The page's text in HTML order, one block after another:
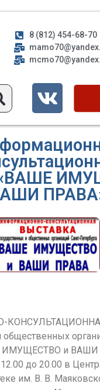
8 (812) 454-68-70
общественных
ИМУЩЕСТВО и ВАШИ
до 20.00 в
им. В. В.